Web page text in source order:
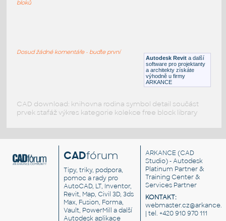
Zařizovací předmětyAutodesk Revit a další
software pro projektanty
a architekty získáte
výhodně u firmy
ARKANCE
bloků
Dosud žádné komentáře - buďte první
CAD download: knihovna rodina symbol detail součást
prvek stafáž výkres kategorie kolekce free block library
CADfórum
Tipy, triky, podpora,
pomoc a rady pro
AutoCAD, LT, Inventor,
Revit, Map, Civil 3D, 3ds
Max, Fusion, Forma,
Vault, PowerMill a další
Autodesk aplikace
ARKANCE (CAD
Studio) - Autodesk
Platinum Partner &
Training Center &
Services Partner
KONTAKT:
| tel. +420 910 970 111